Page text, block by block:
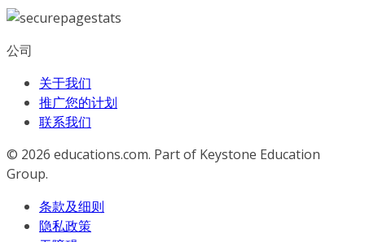
公司
关于我们
推广您的计划
联系我们
© 2026 educations.com. Part of Keystone Education
Group.
条款及细则
隐私政策